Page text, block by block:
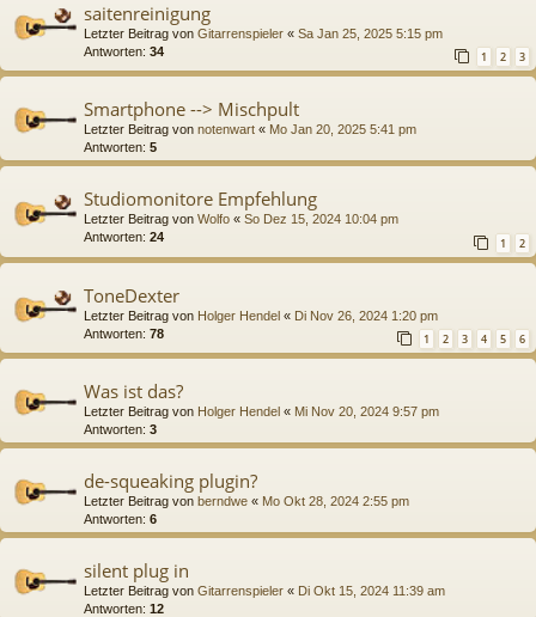
saitenreinigung
Letzter Beitrag von Gitarrenspieler « Sa Jan 25, 2025 5:15 pm
Antworten: 34 1 2 3
Smartphone --> Mischpult
Letzter Beitrag von notenwart « Mo Jan 20, 2025 5:41 pm
Antworten: 5
Studiomonitore Empfehlung
Letzter Beitrag von Wolfo « So Dez 15, 2024 10:04 pm
Antworten: 24 1 2
ToneDexter
Letzter Beitrag von Holger Hendel « Di Nov 26, 2024 1:20 pm
Antworten: 78 1 2 3 4 5 6
Was ist das?
Letzter Beitrag von Holger Hendel « Mi Nov 20, 2024 9:57 pm
Antworten: 3
de-squeaking plugin?
Letzter Beitrag von berndwe « Mo Okt 28, 2024 2:55 pm
Antworten: 6
silent plug in
Letzter Beitrag von Gitarrenspieler « Di Okt 15, 2024 11:39 am
Antworten: 12